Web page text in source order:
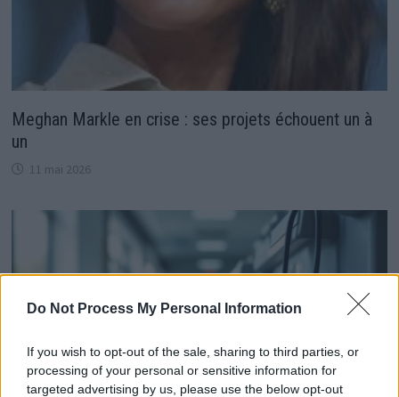
Do Not Process My Personal Information
If you wish to opt-out of the sale, sharing to third parties, or
processing of your personal or sensitive information for
targeted advertising by us, please use the below opt-out
Meghan Markle en crise : ses projets échouent un à
un
11 mai 2026